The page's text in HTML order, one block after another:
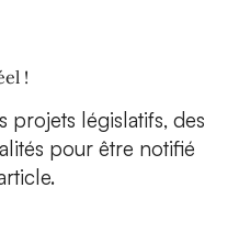
!
projets législatifs, des
pour être notifié